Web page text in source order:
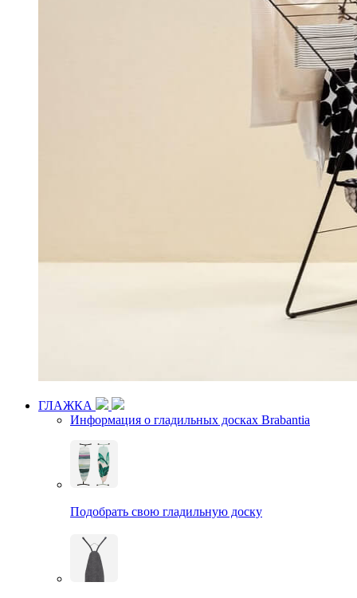
ГЛАЖКА
Информация о гладильных досках Brabantia
Подобрать свою гладильную доску